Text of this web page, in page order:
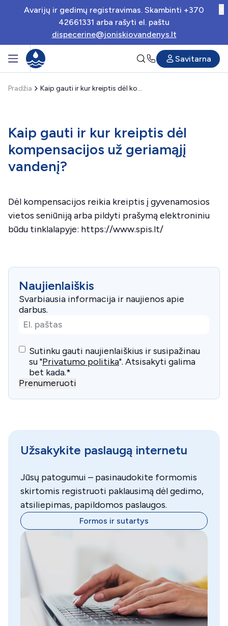
Avarijų ir gedimų registravimas. Skambinti +370
42661331 arba rašyti el. paštu
dispecerine@joniskiovandenys.lt
Savitarna
Pradžia Kaip gauti ir kur kreiptis dėl kompensacijos už geriamąjį vandenį?
Kaip gauti ir kur kreiptis dėl
kompensacijos už geriamąjį
vandenį?
Dėl kompensacijos reikia kreiptis į gyvenamosios
vietos seniūniją arba pildyti prašymą elektroniniu
būdu tinklalapyje: https://www.spis.lt/
Naujienlaiškis
Svarbiausia informacija ir naujienos apie
darbus.
El.
paštas*
Consent*
Sutinku gauti naujienlaiškius ir susipažinau
su "Privatumo politika". Atsisakyti galima
bet kada.*
Prenumeruoti
Užsakykite paslaugą internetu
Jūsų patogumui – pasinaudokite formomis
skirtomis registruoti paklausimą dėl gedimo,
atsiliepimas, papildomos paslaugos.
Formos ir sutartys